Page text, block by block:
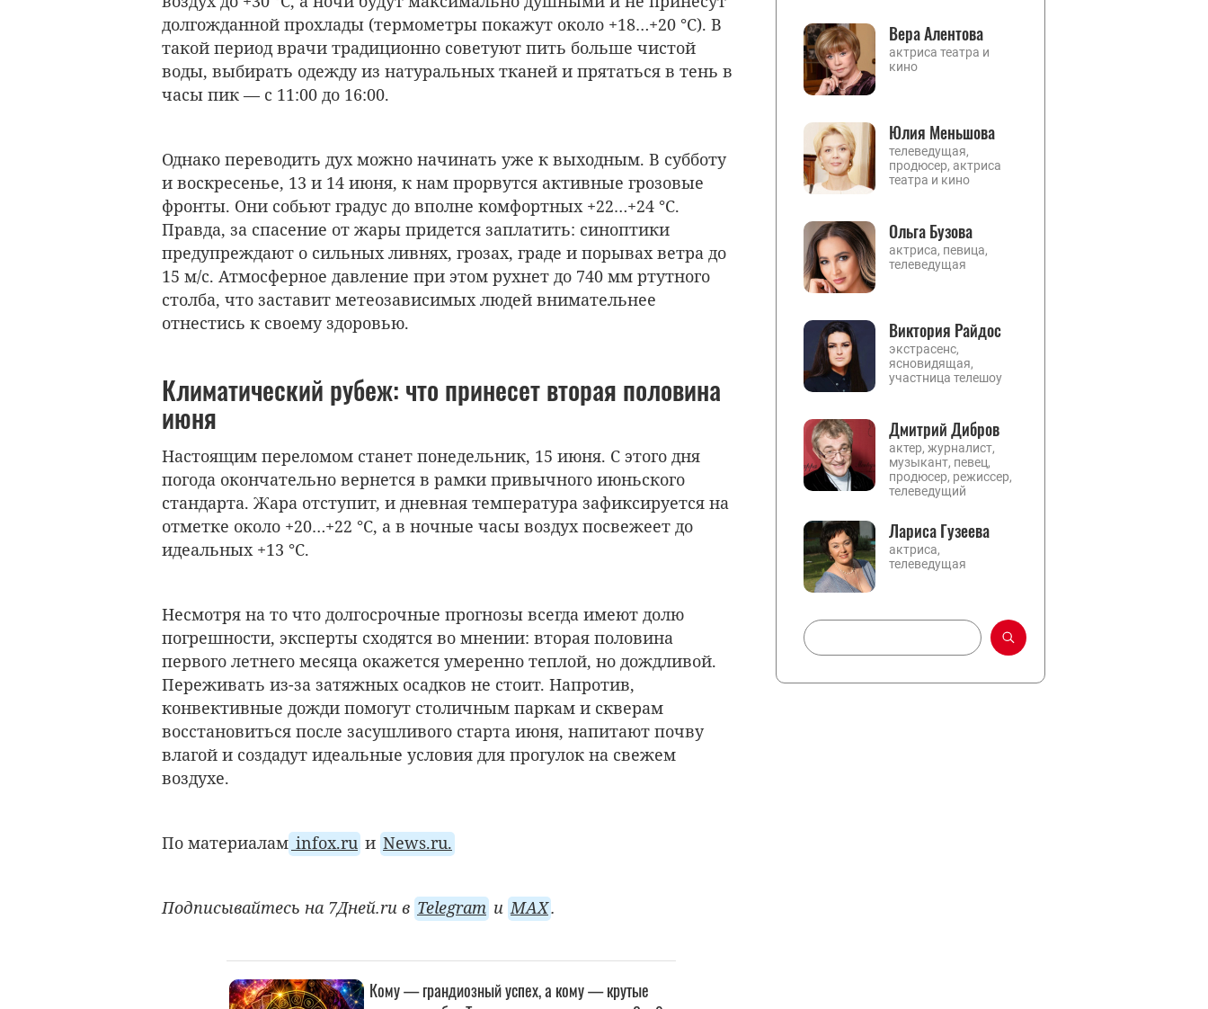
долгожданной прохлады (термометры покажут около +18…+20 °C). В
такой период врачи традиционно советуют пить больше чистой
воды, выбирать одежду из натуральных тканей и прятаться в тень в
часы пик — с 11:00 до 16:00.
Однако переводить дух можно начинать уже к выходным. В субботу
и воскресенье, 13 и 14 июня, к нам прорвутся активные грозовые
фронты. Они собьют градус до вполне комфортных +22…+24 °C.
Правда, за спасение от жары придется заплатить: синоптики
предупреждают о сильных ливнях, грозах, граде и порывах ветра до
15 м/с. Атмосферное давление при этом рухнет до 740 мм ртутного
столба, что заставит метеозависимых людей внимательнее
отнестись к своему здоровью.
Климатический рубеж: что принесет вторая половина
июня
Настоящим переломом станет понедельник, 15 июня. С этого дня
погода окончательно вернется в рамки привычного июньского
стандарта. Жара отступит, и дневная температура зафиксируется на
отметке около +20…+22 °C, а в ночные часы воздух посвежеет до
идеальных +13 °C.
Несмотря на то что долгосрочные прогнозы всегда имеют долю
погрешности, эксперты сходятся во мнении: вторая половина
первого летнего месяца окажется умеренно теплой, но дождливой.
Переживать из-за затяжных осадков не стоит. Напротив,
конвективные дожди помогут столичным паркам и скверам
восстановиться после засушливого старта июня, напитают почву
влагой и создадут идеальные условия для прогулок на свежем
воздухе.
По материалам infox.ru и News.ru.
Подписывайтесь на 7Дней.ru в Telegram и MAX.
Вера Алентова
актриса театра и
кино
Юлия Меньшова
телеведущая,
продюсер, актриса
театра и кино
Ольга Бузова
актриса, певица,
телеведущая
Виктория Райдос
экстрасенс,
ясновидящая,
участница телешоу
Дмитрий Дибров
актер, журналист,
музыкант, певец,
продюсер, режиссер,
телеведущий
Лариса Гузеева
актриса,
телеведущая